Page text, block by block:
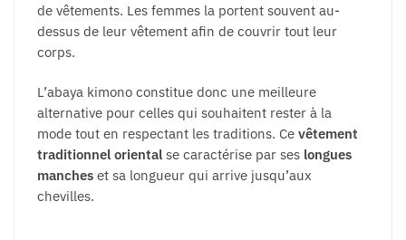
de vêtements. Les femmes la portent souvent au-
dessus de leur vêtement afin de couvrir tout leur
corps.
L’abaya kimono constitue donc une meilleure
alternative pour celles qui souhaitent rester à la
mode tout en respectant les traditions. Ce vêtement
traditionnel oriental se caractérise par ses longues
manches et sa longueur qui arrive jusqu’aux
chevilles.